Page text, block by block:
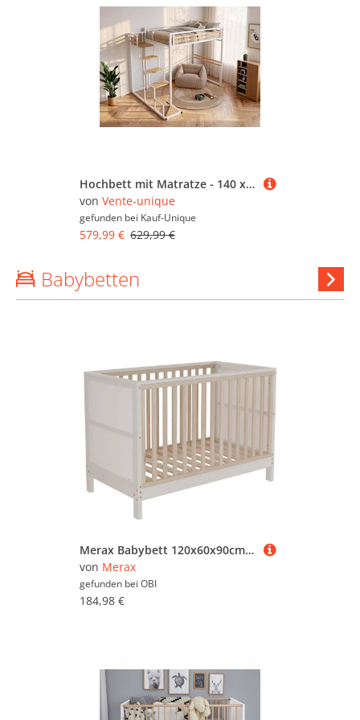
Hochbett mit Matratze - 140 x 200 cm - Metall & MDF - Weiß - JOGUI
von Vente-unique
gefunden bei Kauf-Unique
579,99 € 629,99 €
Babybetten
Merax Babybett 120x60x90cm Massivholz 3in1 Natur Weiß
von Merax
gefunden bei OBI
184,98 €